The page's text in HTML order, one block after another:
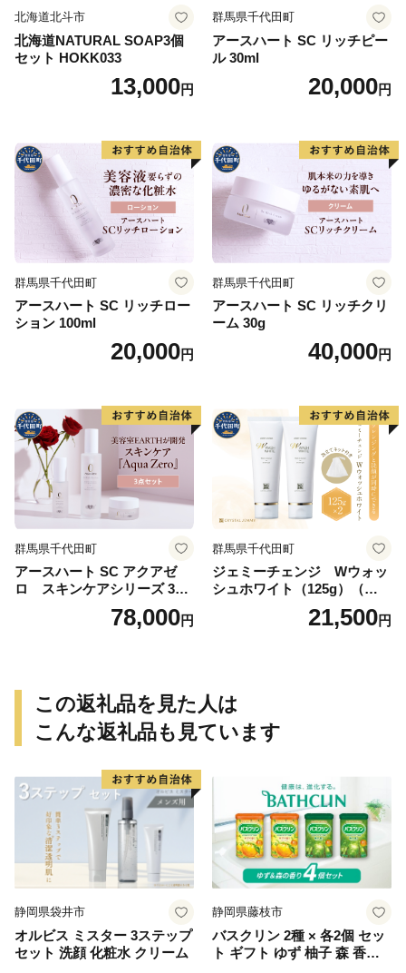
北海道北斗市
北海道NATURAL SOAP3個
セット HOKK033
13,000円
群馬県千代田町
アースハート SC リッチピー
ル 30ml
20,000円
群馬県千代田町
アースハート SC リッチロー
ション 100ml
20,000円
群馬県千代田町
アースハート SC リッチクリ
ーム 30g
40,000円
群馬県千代田町
アースハート SC アクアゼ
ロ スキンケアシリーズ 3点
78,000円
群馬県千代田町
ジェミーチェンジ Wウォッ
シュホワイト（125g）（泡立
てネット付）×2本 群馬県 千
21,500円
この返礼品を見た人は
こんな返礼品も見ています
静岡県袋井市
オルビス ミスター 3ステップ
セット 洗顔 化粧水 クリーム
静岡県藤枝市
バスクリン 2種 × 各2個 セッ
ト ギフト ゆず 柚子 森 香り